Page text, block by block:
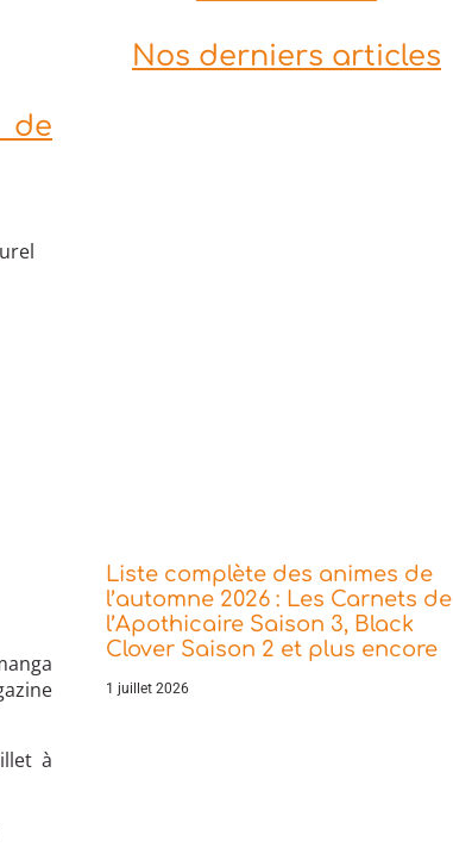
de
à
Nos derniers articles
Liste complète des animes de
l’automne 2026 : Les Carnets de
l’Apothicaire Saison 3, Black
Clover Saison 2 et plus encore
1 juillet 2026